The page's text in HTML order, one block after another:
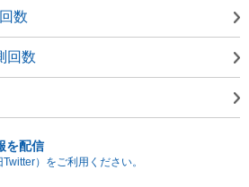
数
回数
を配信
）をご利用ください。